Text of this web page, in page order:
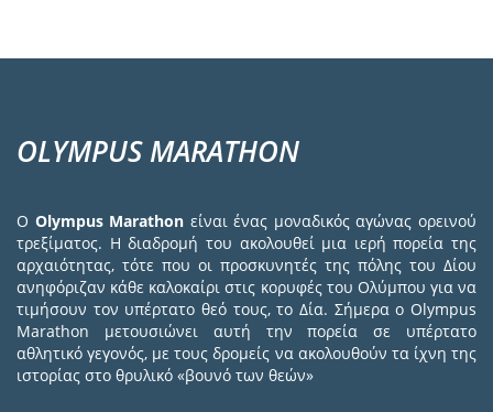
OLYMPUS MARATHON
Ο Olympus Marathon είναι ένας μοναδικός αγώνας ορεινού
τρεξίματος. Η διαδρομή του ακολουθεί μια ιερή πορεία της
αρχαιότητας, τότε που οι προσκυνητές της πόλης του Δίου
ανηφόριζαν κάθε καλοκαίρι στις κορυφές του Ολύμπου για να
τιμήσουν τον υπέρτατο θεό τους, το Δία. Σήμερα ο Olympus
Marathon μετουσιώνει αυτή την πορεία σε υπέρτατο
αθλητικό γεγονός, με τους δρομείς να ακολουθούν τα ίχνη της
ιστορίας στο θρυλικό «βουνό των θεών»